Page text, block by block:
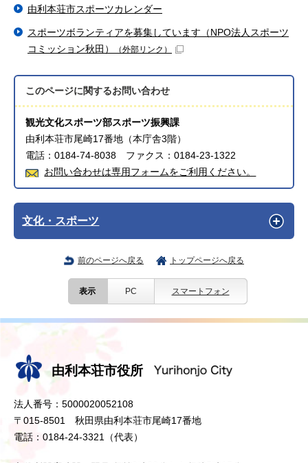
由利本荘市スポーツカレンダー
スポーツボランティアを募集しています（NPO法人スポーツ
コミッション秋田）
（外部リンク）
このページに関するお問い合わせ
観光文化スポーツ部スポーツ振興課
由利本荘市尾崎17番地（本庁舎3階）
電話：0184-74-8038 ファクス：0184-23-1322
お問い合わせは専用フォームをご利用ください。
文化・スポーツ
前のページへ戻る トップページへ戻る
表示 PC スマートフォン
由利本荘市役所
法人番号：5000020052108
〒015-8501 秋田県由利本荘市尾崎17番地
電話：0184-24-3321（代表）